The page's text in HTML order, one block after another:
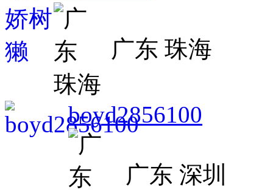
广东 珠海
boyd2856100
广东 深圳